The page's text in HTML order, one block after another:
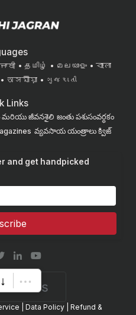
தமிழ் മലയാളം
বাংলা
অসমীয়া ગુજરાતી
Links
మరియు జీవనశైలి జంతు పశుసంవర్ధకం
వ్యవసాయ యంత్రాలు క్విజ్
and get handpicked
Data Policy
Refund &